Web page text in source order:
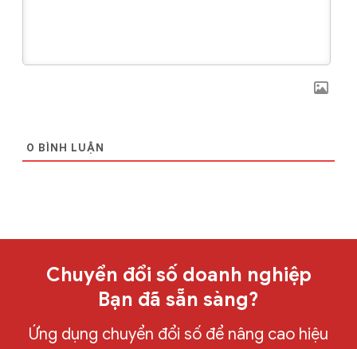
0 BÌNH LUẬN
Chuyển đổi số doanh nghiệp
Bạn đã sẵn sàng?
Ứng dụng chuyển đổi số để nâng cao hiệu